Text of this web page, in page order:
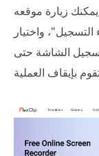
زيارة موقعه
واختيار
الشاشة حتى